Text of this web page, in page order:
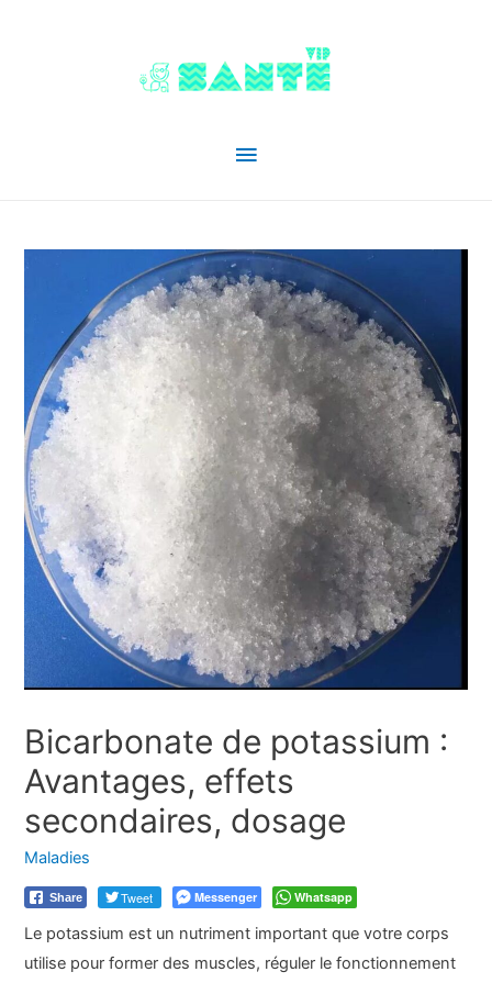
Menu
Bicarbonate de potassium :
Avantages, effets
secondaires, dosage
Maladies
Share Tweet Messenger Whatsapp
Le potassium est un nutriment important que votre corps
utilise pour former des muscles, réguler le fonctionnement